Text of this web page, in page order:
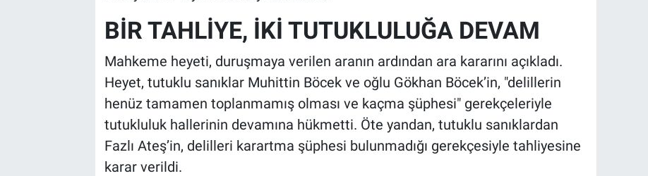
BİR TAHLİYE, İKİ TUTUKLULUĞA DEVAM
Mahkeme heyeti, duruşmaya verilen aranın ardından ara kararını açıkladı.
Heyet, tutuklu sanıklar Muhittin Böcek ve oğlu Gökhan Böcek’in, "delillerin
henüz tamamen toplanmamış olması ve kaçma şüphesi" gerekçeleriyle
tutukluluk hallerinin devamına hükmetti. Öte yandan, tutuklu sanıklardan
Fazlı Ateş’in, delilleri karartma şüphesi bulunmadığı gerekçesiyle tahliyesine
karar verildi.